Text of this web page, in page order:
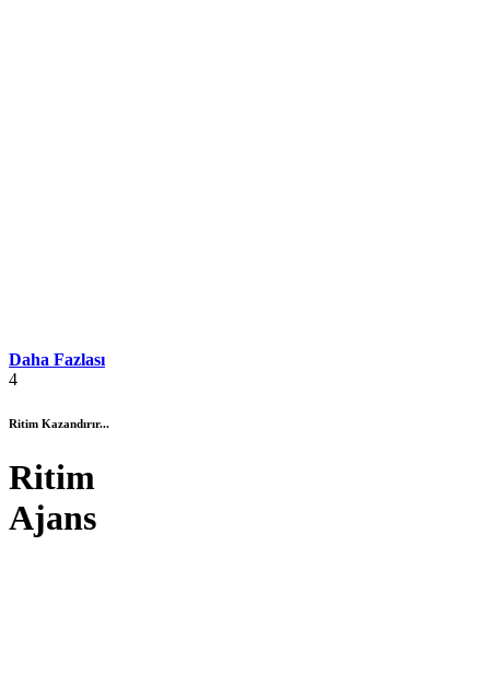
Daha Fazlası
4
Ritim Kazandırır...
Ritim
Ajans